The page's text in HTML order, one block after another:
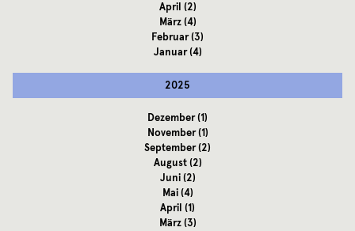
April (2)
März(4)
Februar(3)
Januar(4)
2025
Dezember(1)
November(1)
September(2)
August(2)
Juni(2)
Mai(4)
April (1)
März(3)